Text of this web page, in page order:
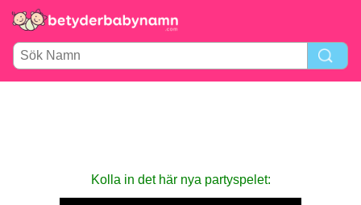
Kolla in det här nya party­spelet: